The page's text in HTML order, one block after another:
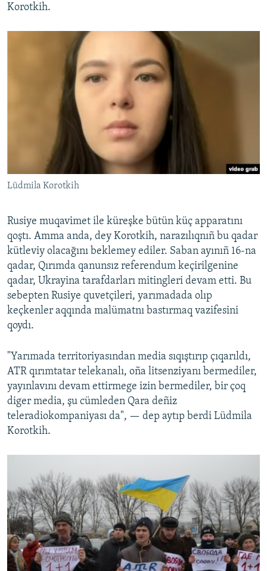
Korotkih.
Lüdmila Korotkih
Rusiye muqavimet ile küreşke bütün küç apparatını
qoştı. Amma anda, dey Korotkih, narazılıqnıñ bu qadar
kütleviy olacağını beklemey ediler. Saban ayınıñ 16-na
qadar, Qırımda qanunsız referendum keçirilgenine
qadar, Ukrayina tarafdarları mitingleri devam etti. Bu
sebepten Rusiye quvetçileri, yarımadada olıp
keçkenler aqqında malümatnı bastırmaq vazifesini
qoydı.
"Yarımada territoriyasından media sıqıştırıp çıqarıldı,
ATR qırımtatar telekanalı, oña litsenziyanı bermediler,
yayınlavını devam ettirmege izin bermediler, bir çoq
diger media, şu cümleden Qara deñiz
teleradiokompaniyası da", — dep aytıp berdi Lüdmila
Korotkih.